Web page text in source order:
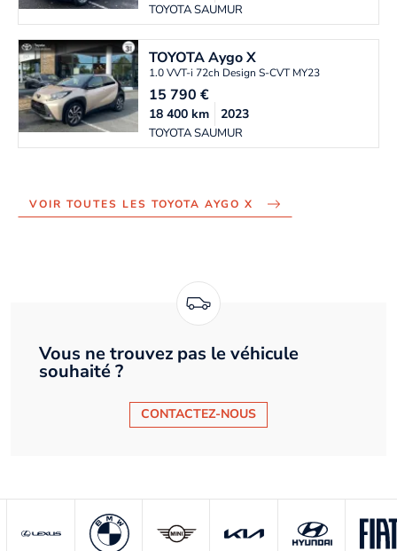
TOYOTA SAUMUR
TOYOTAAygo X
1.0 VVT-i 72ch Design S-CVT MY23
15 790€
TOYOTA SAUMUR
18 400km 2023
VOIR TOUTES LES TOYOTA AYGO X
Vous ne trouvez pas le véhicule
souhaité ?
CONTACTEZ-NOUS